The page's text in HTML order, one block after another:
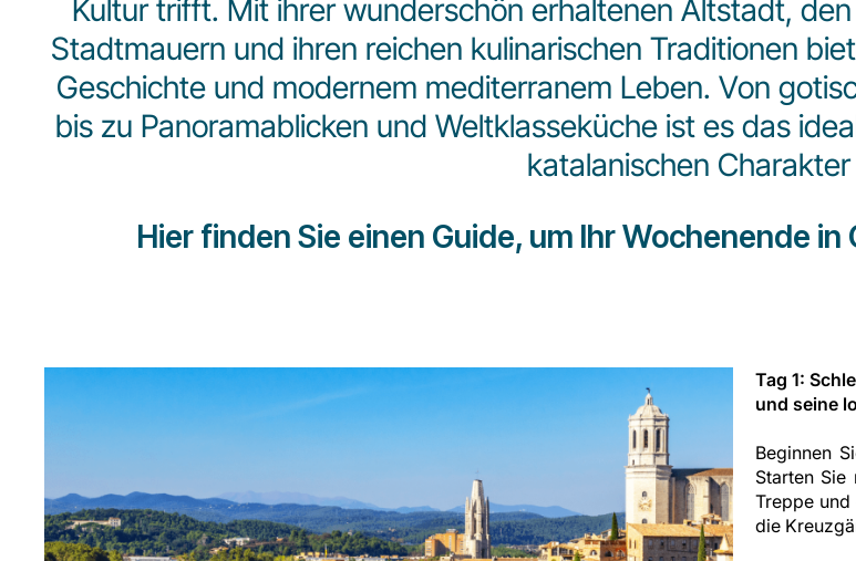
Kultur trifft. Mit ihrer wunderschön erhaltenen Altstadt,
Stadtmauern und ihren reichen kulinarischen Traditionen
Geschichte und modernem mediterranem Leben. Von
bis zu Panoramablicken und Weltklasseküche ist es das
katalanischen
Hier finden Sie einen Guide, um Ihr Wochenende
Tag 1:
und seine
Beginnen
Starten Sie
Treppe
die